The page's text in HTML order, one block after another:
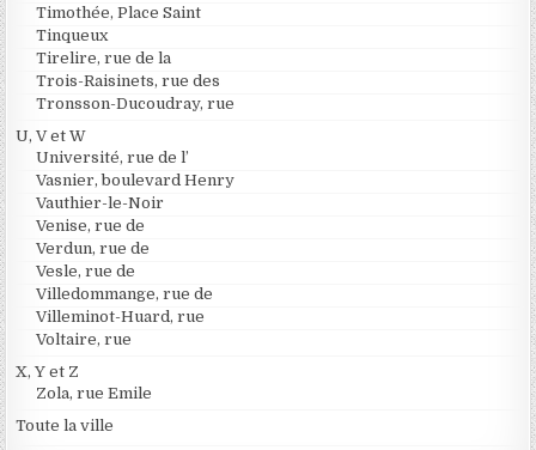
Timothée, Place Saint
Tinqueux
Tirelire, rue de la
Trois-Raisinets, rue des
Tronsson-Ducoudray, rue
U, V et W
Université, rue de l’
Vasnier, boulevard Henry
Vauthier-le-Noir
Venise, rue de
Verdun, rue de
Vesle, rue de
Villedommange, rue de
Villeminot-Huard, rue
Voltaire, rue
X, Y et Z
Zola, rue Emile
Toute la ville